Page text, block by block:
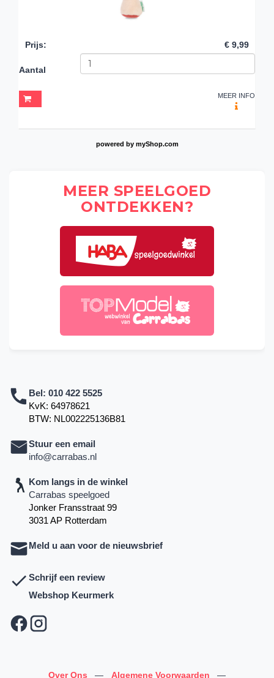
Prijs: € 9,99
Aantal
MEER INFO
powered by myShop.com
MEER SPEELGOED
ONTDEKKEN?
Bel: 010 422 5525
KvK: 64978621
BTW: NL002225136B81
Stuur een email
info@carrabas.nl
Kom langs in de winkel
Carrabas speelgoed
Jonker Fransstraat 99
3031 AP Rotterdam
Meld u aan voor de nieuwsbrief
Schrijf een review
Webshop Keurmerk
Over Ons — Algemene Voorwaarden —